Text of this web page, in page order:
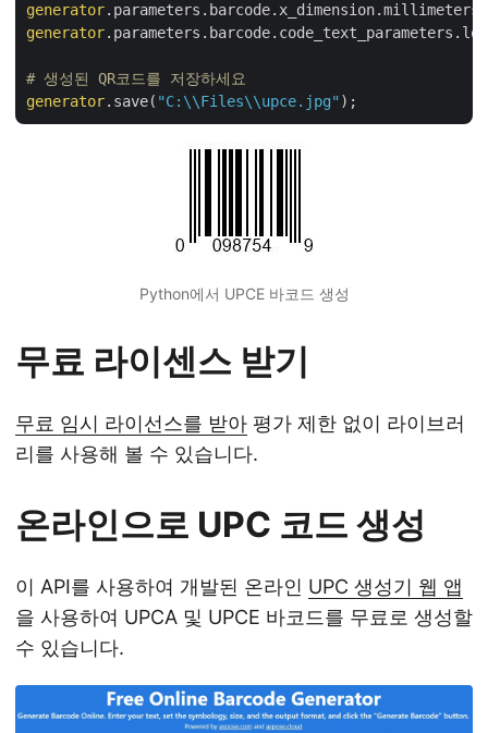
generator
generator
# 생성된 QR코드를 저장하세요
generator.save( "C:\\Files\\upce.jpg"
Python에서 UPCE 바코드 생성
무료 라이센스 받기
무료 임시 라이선스를 받아 평가 제한 없이 라이브러
리를 사용해 볼 수 있습니다.
온라인으로 UPC 코드 생성
이 API를 사용하여 개발된 온라인 UPC 생성기 웹 앱
을 사용하여 UPCA 및 UPCE 바코드를 무료로 생성할
수 있습니다.